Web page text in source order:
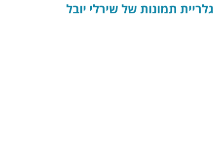
גלריית תמונות של שירלי יובל